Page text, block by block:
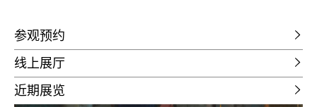
参观预约
线上展厅
近期展览